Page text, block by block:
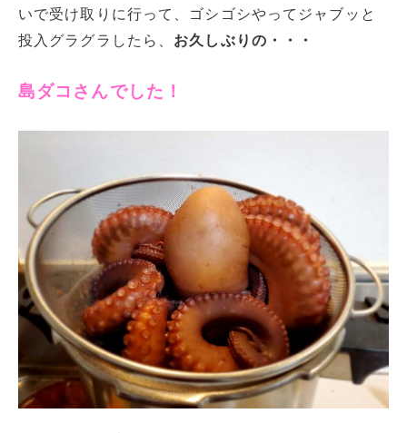
いで受け取りに行って、ゴシゴシやってジャブッと
投入グラグラしたら、 お久しぶりの・・・
島ダコさんでした！